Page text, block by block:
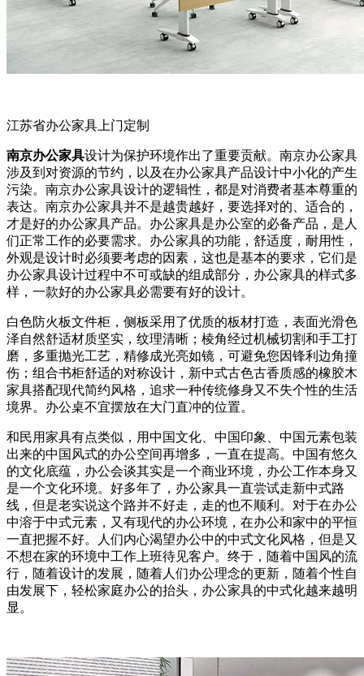
江苏省办公家具上门定制
南京办公家具设计为保护环境作出了重要贡献。南京办公家具
涉及到对资源的节约，以及在办公家具产品设计中小化的产生
污染。南京办公家具设计的逻辑性，都是对消费者基本尊重的
表达。南京办公家具并不是越贵越好，要选择对的、适合的，
才是好的办公家具产品。办公家具是办公室的必备产品，是人
们正常工作的必要需求。办公家具的功能，舒适度，耐用性，
外观是设计时必须要考虑的因素，这也是基本的要求，它们是
办公家具设计过程中不可或缺的组成部分，办公家具的样式多
样，一款好的办公家具必需要有好的设计。
白色防火板文件柜，侧板采用了优质的板材打造，表面光滑色
泽自然舒适材质坚实，纹理清晰；棱角经过机械切割和手工打
磨，多重抛光工艺，精修成光亮如镜，可避免您因锋利边角撞
伤；组合书柜舒适的对称设计，新中式古色古香质感的橡胶木
家具搭配现代简约风格，追求一种传统修身又不失个性的生活
境界。办公桌不宜摆放在大门直冲的位置。
和民用家具有点类似，用中国文化、中国印象、中国元素包装
出来的中国风式的办公空间再增多，一直在提高。中国有悠久
的文化底蕴，办公会谈其实是一个商业环境，办公工作本身又
是一个文化环境。好多年了，办公家具一直尝试走新中式路
线，但是老实说这个路并不好走，走的也不顺利。对于在办公
中溶于中式元素，又有现代的办公环境，在办公和家中的平恒
一直把握不好。人们内心渴望办公中的中式文化风格，但是又
不想在家的环境中工作上班待见客户。终于，随着中国风的流
行，随着设计的发展，随着人们办公理念的更新，随着个性自
由发展下，轻松家庭办公的抬头，办公家具的中式化越来越明
显。